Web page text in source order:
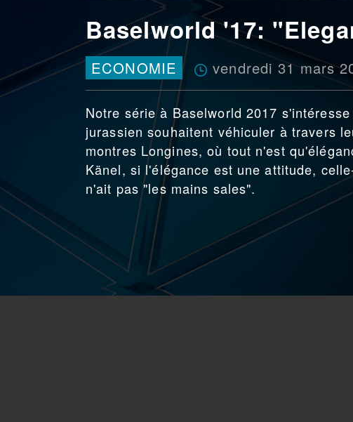
Baselworld '17:
ECONOMIE vendredi 31 mars
Notre série à Baselworld 2017
jurassien souhaitent véhiculer à travers
montres Longines, où tout n'est
Känel, si l'élégance est une attitude,
n'ait pas "les mains sales".